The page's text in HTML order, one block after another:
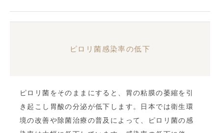
ピロリ菌感染率の低下
ピロリ菌をそのままにすると、胃の粘膜の萎縮を引
き起こし胃酸の分泌が低下します。日本では衛生環
境の改善や除菌治療の普及によって、ピロリ菌の感